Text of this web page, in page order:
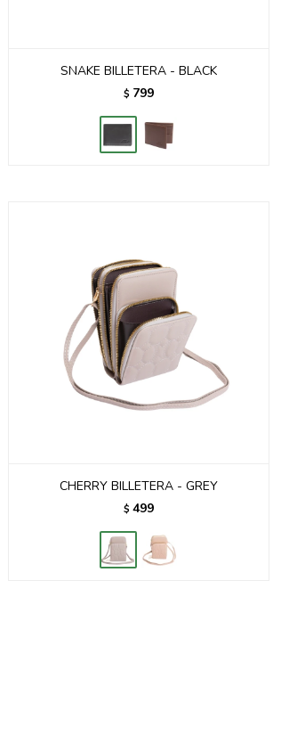
SNAKE BILLETERA - BLACK
$ 799
CHERRY BILLETERA - GREY
$ 499